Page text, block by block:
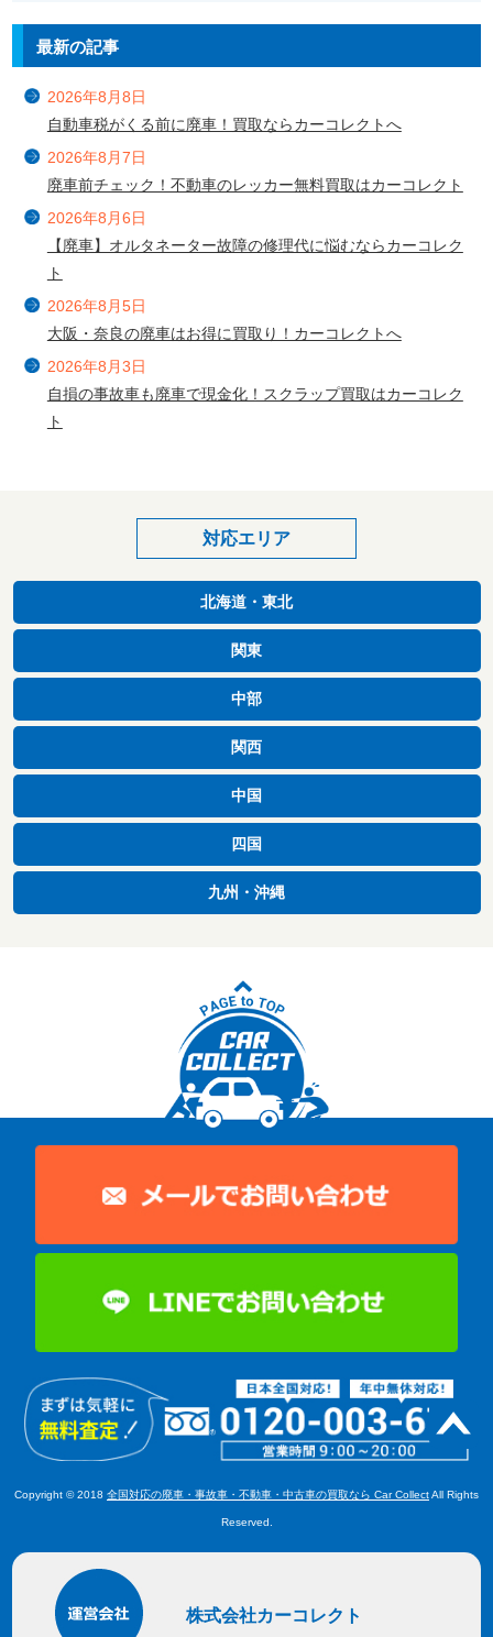
最新の記事
2026年8月8日
自動車税がくる前に廃車！買取ならカーコレクトへ
2026年8月7日
廃車前チェック！不動車のレッカー無料買取はカーコレクト
2026年8月6日
【廃車】オルタネーター故障の修理代に悩むならカーコレク
ト
2026年8月5日
大阪・奈良の廃車はお得に買取り！カーコレクトへ
2026年8月3日
自損の事故車も廃車で現金化！スクラップ買取はカーコレク
ト
対応エリア
北海道・東北
関東
中部
関西
中国
四国
九州・沖縄
Copyright © 2018 全国対応の廃車・事故車・不動車・中古車の買取なら Car CollectAll Rights
Reserved.
株式会社カーコレクト